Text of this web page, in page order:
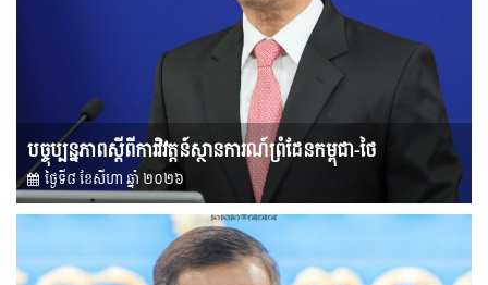
បច្ចុប្បន្នភាពស្ដីពីការវិវត្តន៍ស្ថានការណ៍ព្រំដែនកម្ពុជា-ថៃ
ថ្ងៃទី៨ ខែ​សីហា ឆ្នាំ ២០២៦